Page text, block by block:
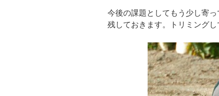
今後の課題としてもう少し寄
残しておきます。トリミング